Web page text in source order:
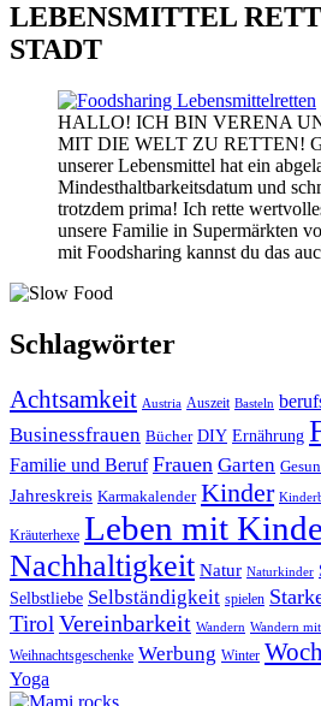
LEBENSMITTEL
STADT
HALLO! ICH BIN VERENA
MIT DIE WELT ZU RETTEN!
unserer Lebensmittel hat ein
Mindesthaltbarkeitsdatum und
trotzdem prima! Ich rette
unsere Familie in Supermärkten
mit Foodsharing kannst du das
Schlagwörter
Achtsamkeit Austria Auszeit Basteln
Businessfrauen Bücher DIY Ernährung
Familie und Beruf Frauen Garten
Jahreskreis Karmakalender Kinder
Kräuterhexe Leben mit
Nachhaltigkeit Natur Naturkinder
Selbstliebe Selbständigkeit spielen
Tirol Vereinbarkeit Wandern Wandern
Weihnachtsgeschenke Werbung Winter
Yoga